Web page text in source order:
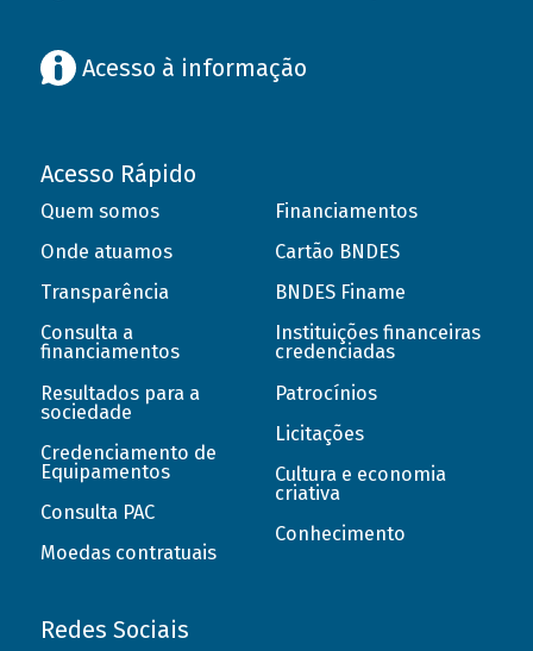
Acesso à informação
Acesso Rápido
Quem somos
Onde atuamos
Transparência
Consulta a
financiamentos
Resultados para a
sociedade
Credenciamento de
Equipamentos
Consulta PAC
Moedas contratuais
Financiamentos
Cartão BNDES
BNDES Finame
Instituições financeiras
credenciadas
Patrocínios
Licitações
Cultura e economia
criativa
Conhecimento
Redes Sociais